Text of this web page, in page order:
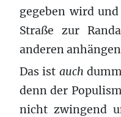
gegeben wird
Straße zur
anderen
Das ist auch
denn der
nicht zwingend